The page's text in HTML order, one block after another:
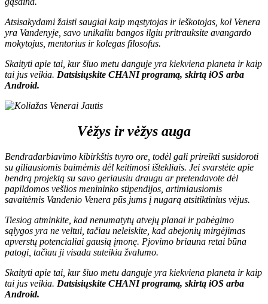
Atsisakydami žaisti saugiai kaip mąstytojas ir ieškotojas, kol Venera
yra Vandenyje, savo unikaliu bangos ilgiu pritrauksite avangardo
mokytojus, mentorius ir kolegas filosofus.
Skaityti apie tai, kur šiuo metu danguje yra kiekviena planeta ir kaip
tai jus veikia. Datsisiųskite CHANI programą, skirtą iOS arba
Android.
Vėžys ir vėžys auga
Bendradarbiavimo kibirkštis tvyro ore, todėl gali prireikti susidoroti
su giliausiomis baimėmis dėl keitimosi ištekliais. Jei svarstėte apie
bendrą projektą su savo geriausiu draugu ar pretendavote dėl
papildomos vešlios menininko stipendijos, artimiausiomis
savaitėmis Vandenio Venera pūs jums į nugarą atsitiktinius vėjus.
Tiesiog atminkite, kad nenumatytų atvejų planai ir pabėgimo
sąlygos yra ne veltui, tačiau neleiskite, kad abejonių mirgėjimas
apverstų potencialiai gausią įmonę. Pjovimo briauna retai būna
patogi, tačiau ji visada suteikia žvalumo.
Skaityti apie tai, kur šiuo metu danguje yra kiekviena planeta ir kaip
tai jus veikia. Datsisiųskite CHANI programą, skirtą iOS arba
Android.